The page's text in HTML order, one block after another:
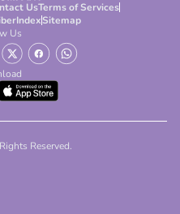
UsTerms of Services
IndexSitemap
Us
Reserved.